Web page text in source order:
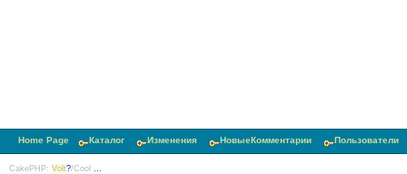
Home Page Каталог Изменения НовыеКомментарии Пользователи
CakePHP: Volt?/Cool